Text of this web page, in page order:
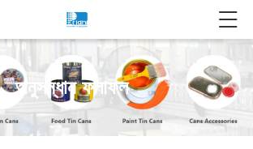
অনুসন্ধান ফলাফল